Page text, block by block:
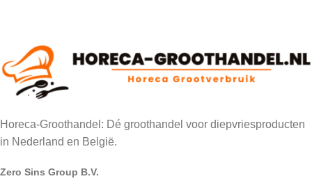
Horeca-Groothandel: Dé groothandel voor diepvriesproducten
in Nederland en België.
Zero Sins Group B.V.